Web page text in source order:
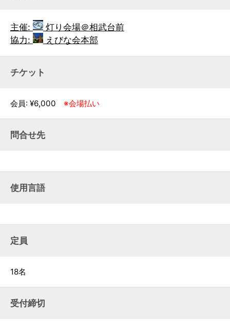
主催:
灯り会場＠相武台前
協力:
えびな会本部
チケット
会員: ¥6,000 ※会場払い
問合せ先
使用言語
定員
18名
受付締切